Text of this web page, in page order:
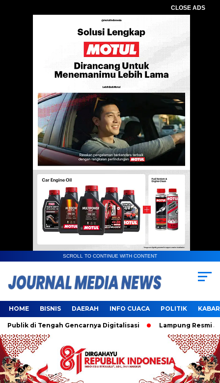
CLOSE ADS
SCROLL TO CONTINUE WITH CONTENT
HOME BISNIS DAERAH INFO CUACA POLITIK
di Tengah Gencarnya Digitalisasi Lampung Resmi Jadi